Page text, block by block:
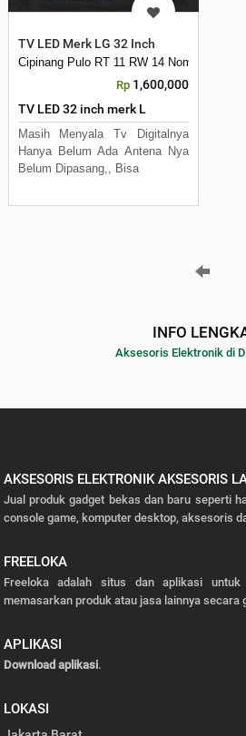
TV LED Merk LG 32 Inch
Cipinang Pulo RT 11 RW 14 Nomor 2
Rp 1,600,000
TV LED 32 inch merk L
Masih Menyala Tv Digitalnya
Hanya Belum Ada Antena Nya
Belum Dipasang,, Bisa
INFO
Aksesoris Elektronik di
AKSESORIS ELEKTRONIK AKSESORIS
Jual produk gadget bekas dan baru seperti
console game, komputer desktop, aksesoris
FREELOKA
Freeloka adalah situs dan aplikasi
memasarkan produk atau jasa lainnya secara
APLIKASI
Download aplikasi.
LOKASI